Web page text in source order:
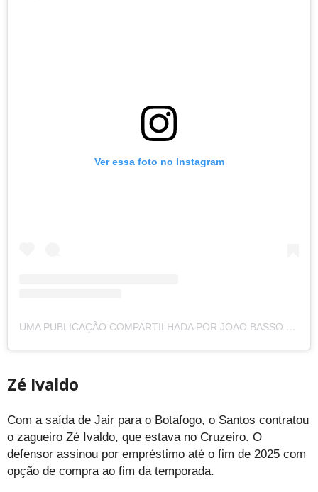
Ver essa foto no Instagram
UMA PUBLICAÇÃO COMPARTILHADA POR JOAO BASSO (@JOAOBASSO)
Zé Ivaldo
Com a saída de Jair para o Botafogo, o Santos contratou
o zagueiro Zé Ivaldo, que estava no Cruzeiro. O
defensor assinou por empréstimo até o fim de 2025 com
opção de compra ao fim da temporada.